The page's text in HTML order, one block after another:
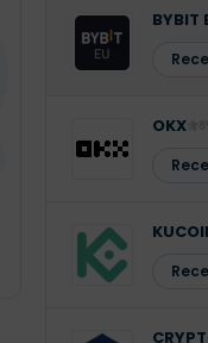
BYBIT
OKX